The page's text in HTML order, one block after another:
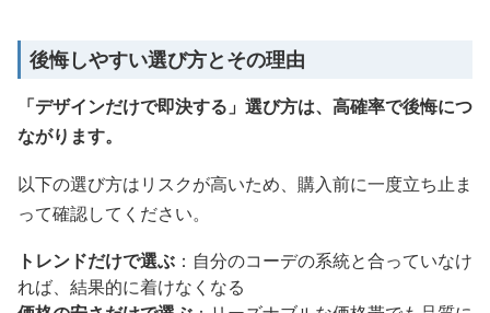
後悔しやすい選び方とその理由
「デザインだけで即決する」選び方は、高確率で後悔につ
ながります。
以下の選び方はリスクが高いため、購入前に一度立ち止ま
って確認してください。
トレンドだけで選ぶ ：自分のコーデの系統と合っていなけ
れば、結果的に着けなくなる